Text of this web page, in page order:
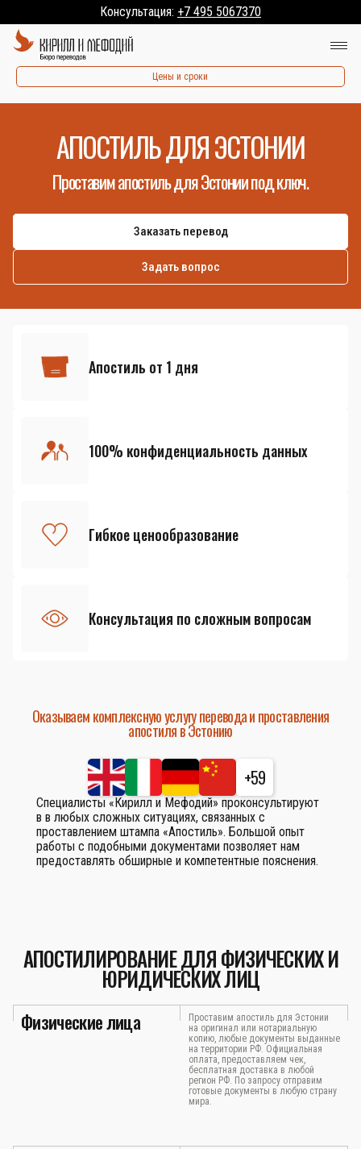
Консультация: +7 495 5067370
Цены и сроки
АПОСТИЛЬ ДЛЯ ЭСТОНИИ
Проставим апостиль для Эстонии под ключ.
Заказать перевод
Задать вопрос
Апостиль от 1 дня
100% конфиденциальность данных
Гибкое ценообразование
Консультация по сложным вопросам
Оказываем комплексную услугу перевода и проставления
апостиля в Эстонию
+59
Специалисты «Кирилл и Мефодий» проконсультируют
в в любых сложных ситуациях, связанных с
проставлением штампа «Апостиль». Большой опыт
работы с подобными документами позволяет нам
предоставлять обширные и компетентные пояснения.
АПОСТИЛИРОВАНИЕ ДЛЯ ФИЗИЧЕСКИХ И
ЮРИДИЧЕСКИХ ЛИЦ
Физические лица
Проставим апостиль для Эстонии
на оригинал или нотариальную
копию, любые документы выданные
на территории РФ. Официальная
оплата, предоставляем чек,
бесплатная доставка в любой
регион РФ. По запросу отправим
готовые документы в любую страну
мира.